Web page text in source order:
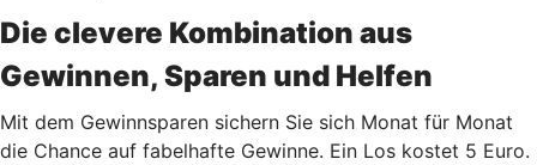
Die clevere Kombination aus
Gewinnen, Sparen und Helfen
Mit dem Gewinnsparen sichern Sie sich Monat für Monat
die Chance auf fabelhafte Gewinne. Ein Los kostet 5 Euro.